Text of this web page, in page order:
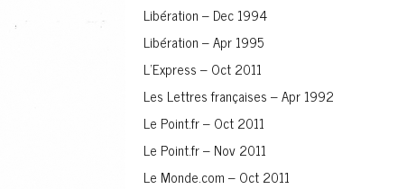
Libération – Dec 1994
Libération – Apr 1995
L’Express – Oct 2011
Les Lettres françaises – Apr 1992
Le Point.fr – Oct 2011
Le Point.fr – Nov 2011
Le Monde.com – Oct 2011